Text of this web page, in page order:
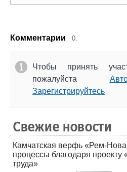
Комментарии 0.
Чтобы принять
пожалуйста
Зарегистрируйтесь
Свежие новости
Камчатская верфь «Рем-
процессы благодаря проекту
труда»